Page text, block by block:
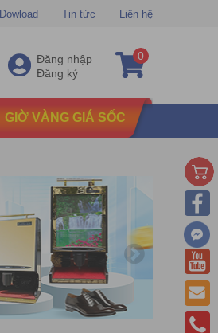
Dowload Tin tức Liên hệ
Đăng nhập
Đăng ký
0
GIỜ VÀNG GIÁ SỐC